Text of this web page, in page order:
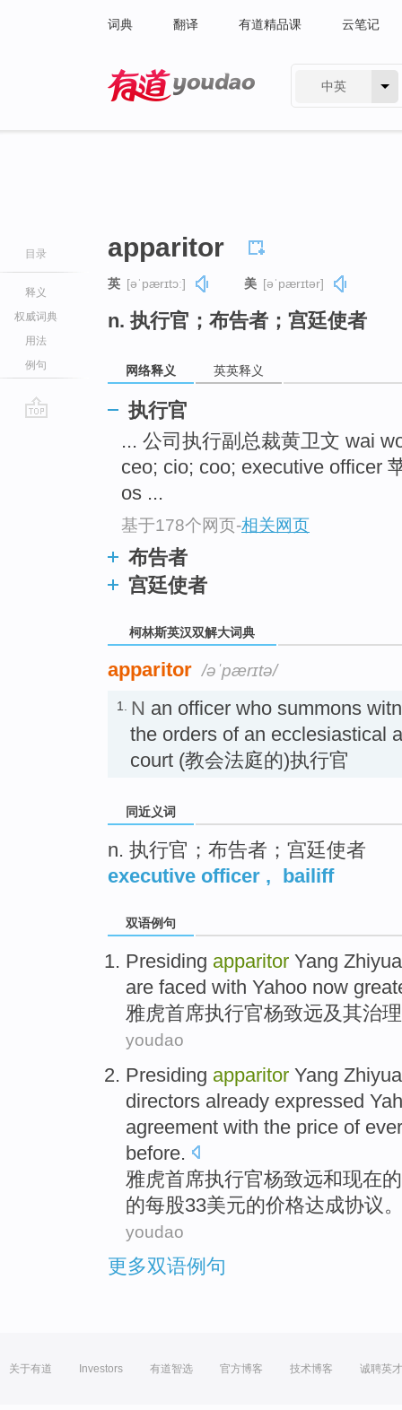
词典 翻译 有道精品课 云笔记
中英
目录
释义
权威词典
用法
例句
apparitor
英 [əˈpærɪtɔː] 美 [əˈpærɪtər]
n. 执行官；布告者；宫廷使者
网络释义 英英释义
执行官
... 公司执行副总裁黄卫文 wai
ceo; cio; coo; executive officer
os ...
基于178个网页-相关网页
布告者
宫廷使者
柯林斯英汉双解大词典
apparitor /əˈpærɪtə/
1. N an officer who summons
the orders of an ecclesiastical
court (教会法庭的)执行官
同近义词
n. 执行官；布告者；宫廷使者
executive officer , bailiff
双语例句
Presiding apparitor Yang
are faced with Yahoo now
雅虎首席执行官杨致远及其治理
youdao
Presiding apparitor Yang
directors already expressed
agreement with the price of
before.
雅虎首席执行官杨致远和现在的
的每股33美元的价格达成协议
youdao
更多双语例句
关于有道 Investors 有道智选 官方博客 技术博客 诚聘英才